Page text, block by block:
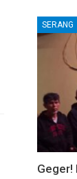
SERANG
Geger!